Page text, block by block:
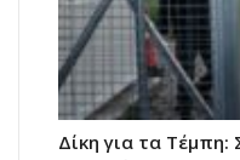
Δίκη για τα Τέμπη: